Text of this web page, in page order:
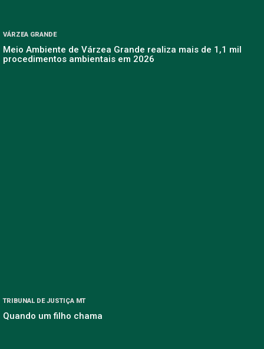
VÁRZEA GRANDE
Meio Ambiente de Várzea Grande realiza mais de 1,1 mil
procedimentos ambientais em 2026
TRIBUNAL DE JUSTIÇA MT
Quando um filho chama